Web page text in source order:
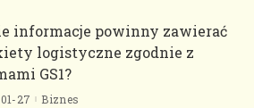
informacje powinny zawierać
logistyczne zgodnie z
GS1?
27
Biznes